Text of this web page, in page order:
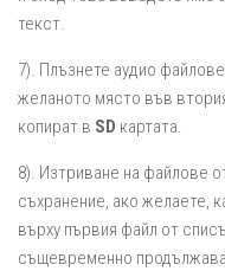
текст.
7). Плъзнете аудио
желаното място във
копират в SD картата.
8). Изтриване на файлове
съхранение, ако желаете,
върху първия файл от
същевременно